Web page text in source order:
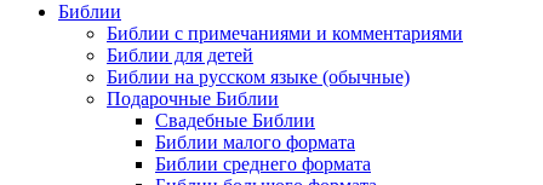
Библии
Библии с примечаниями и комментариями
Библии для детей
Библии на русском языке (обычные)
Подарочные Библии
Свадебные Библии
Библии малого формата
Библии среднего формата